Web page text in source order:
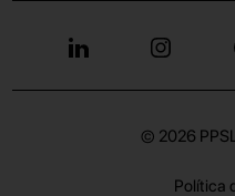
© 2026
Política